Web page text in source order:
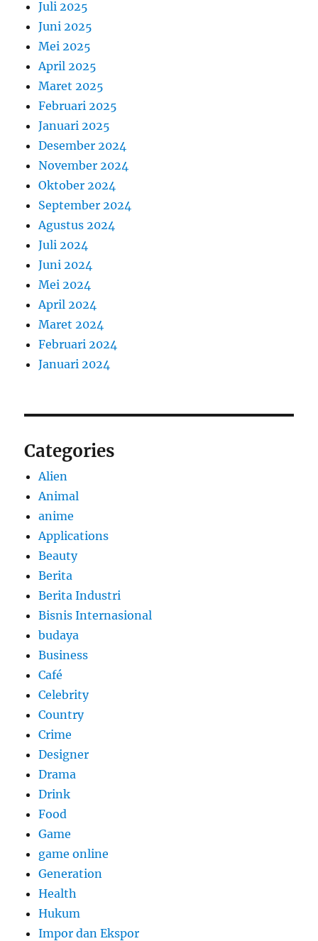
Juli 2025
Juni 2025
Mei 2025
April 2025
Maret 2025
Februari 2025
Januari 2025
Desember 2024
November 2024
Oktober 2024
September 2024
Agustus 2024
Juli 2024
Juni 2024
Mei 2024
April 2024
Maret 2024
Februari 2024
Januari 2024
Categories
Alien
Animal
anime
Applications
Beauty
Berita
Berita Industri
Bisnis Internasional
budaya
Business
Café
Celebrity
Country
Crime
Designer
Drama
Drink
Food
Game
game online
Generation
Health
Hukum
Impor dan Ekspor